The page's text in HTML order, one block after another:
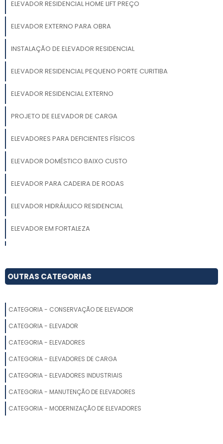
ELEVADOR RESIDENCIAL HOME LIFT PREÇO
ELEVADOR EXTERNO PARA OBRA
INSTALAÇÃO DE ELEVADOR RESIDENCIAL
ELEVADOR RESIDENCIAL PEQUENO PORTE CURITIBA
ELEVADOR RESIDENCIAL EXTERNO
PROJETO DE ELEVADOR DE CARGA
ELEVADORES PARA DEFICIENTES FÍSICOS
ELEVADOR DOMÉSTICO BAIXO CUSTO
ELEVADOR PARA CADEIRA DE RODAS
ELEVADOR HIDRÁULICO RESIDENCIAL
ELEVADOR EM FORTALEZA
ELEVADORES RESIDENCIAIS PARA DEFICIENTES PREÇO
ELEVADOR RESIDENCIAL PARA SOBRADO
ELEVADOR RESIDENCIAL UNIFAMILIAR
ELEVADOR RESIDENCIAL 3 ANDARES
OUTRAS CATEGORIAS
CATEGORIA - CONSERVAÇÃO DE ELEVADOR
CATEGORIA - ELEVADOR
CATEGORIA - ELEVADORES
CATEGORIA - ELEVADORES DE CARGA
CATEGORIA - ELEVADORES INDUSTRIAIS
CATEGORIA - MANUTENÇÃO DE ELEVADORES
CATEGORIA - MODERNIZAÇÃO DE ELEVADORES